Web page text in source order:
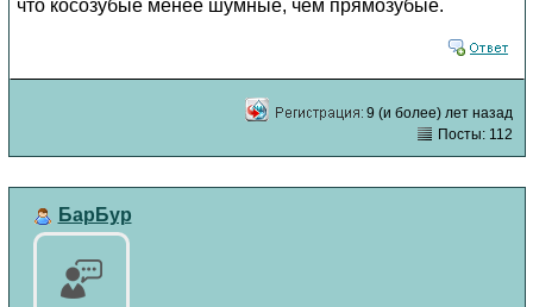
что косозубые менее шумные, чем прямозубые.
9 (и более) лет назад
Посты: 112
БарБур